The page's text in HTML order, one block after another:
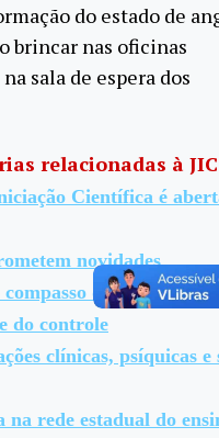
do estado de
brincar nas oficinas
sala de espera dos
relacionadas à JIC
Científica é
novidades
da cultura
do controle
clínicas, psíquicas e
na rede estadual do